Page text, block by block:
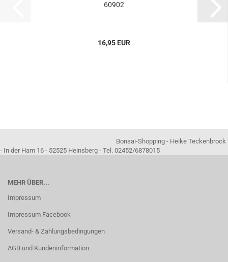
60902
16,95 EUR
Bonsai-Shopping - Heike Teckenbrock
- In der Ham 16 - 52525 Heinsberg - Tel. 02452/6878015
MEHR ÜBER...
Impressum
Impressum Facebook
Versand- & Zahlungsbedingungen
AGB und Kundeninformation